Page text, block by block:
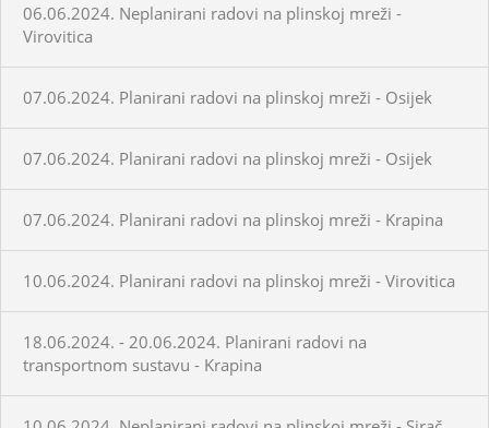
06.06.2024. Neplanirani radovi na plinskoj mreži -
Virovitica
07.06.2024. Planirani radovi na plinskoj mreži - Osijek
07.06.2024. Planirani radovi na plinskoj mreži - Osijek
07.06.2024. Planirani radovi na plinskoj mreži - Krapina
10.06.2024. Planirani radovi na plinskoj mreži - Virovitica
18.06.2024. - 20.06.2024. Planirani radovi na
transportnom sustavu - Krapina